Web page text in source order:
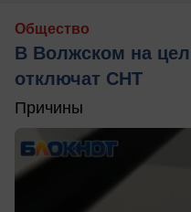
Общество
В Волжском на
отключат СНТ
Причины